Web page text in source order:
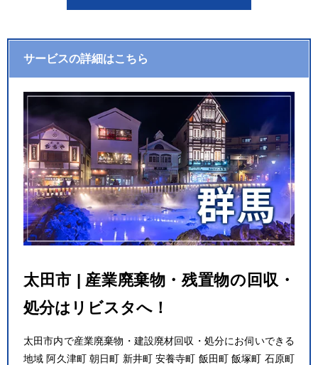
サービスの詳細はこちら
太田市 | 産業廃棄物・残置物の回収・
処分はリビスタへ！
太田市内で産業廃棄物・建設廃材回収・処分にお伺いできる
地域 阿久津町 朝日町 新井町 安養寺町 飯田町 飯塚町 石原町